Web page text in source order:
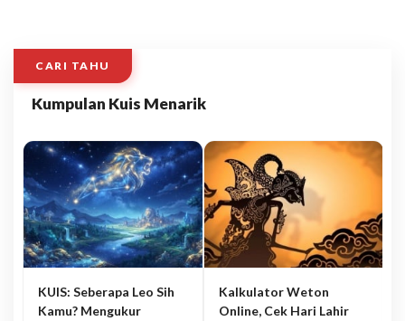
CARI TAHU
Kumpulan Kuis Menarik
KUIS: Seberapa Leo Sih
Kamu? Mengukur
Kalkulator Weton
Online, Cek Hari Lahir